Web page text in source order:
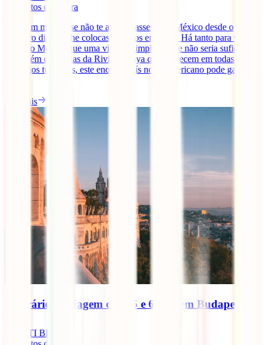
minutos de leitura
Seria um milagre se não te apaixonasses pelo México desde o
primeiro dia que lhe colocas os olhos em cima. Há tanto para ver e
fazer no México que uma viagem simplesmente não seria suficiente.
Para além das praias da Riviera Maya que aparecem em todas os
catálogos turísticos, este enorme país norte-americano pode gabar-se
Ler mais
Itinerário de viagem de 4, 5 e 6 dias em Budapeste
IATI Blog